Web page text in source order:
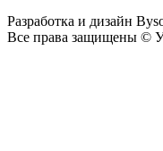
Разработка и дизайн
Все права защищены ©